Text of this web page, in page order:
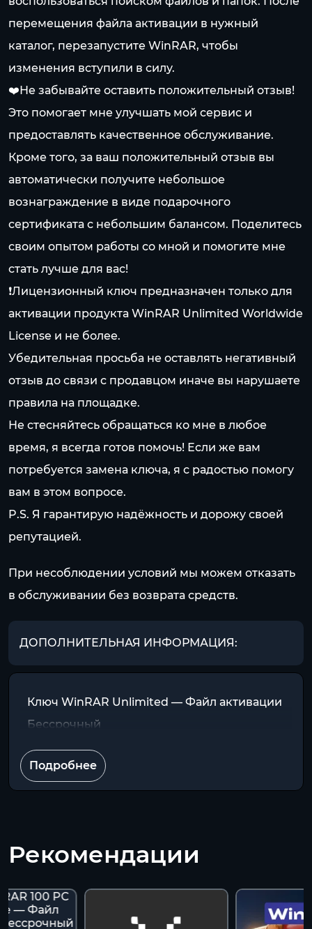
перемещения файла активации в нужный
каталог, перезапустите WinRAR, чтобы
изменения вступили в силу.
❤️Не забывайте оставить положительный отзыв!
Это помогает мне улучшать мой сервис и
предоставлять качественное обслуживание.
Кроме того, за ваш положительный отзыв вы
автоматически получите небольшое
вознаграждение в виде подарочного
сертификата с небольшим балансом. Поделитесь
своим опытом работы со мной и помогите мне
стать лучше для вас!
❗Лицензионный ключ предназначен только для
активации продукта WinRAR Unlimited Worldwide
License и не более.
Убедительная просьба не оставлять негативный
отзыв до связи с продавцом иначе вы нарушаете
правила на площадке.
Не стесняйтесь обращаться ко мне в любое
время, я всегда готов помочь! Если же вам
потребуется замена ключа, я с радостью помогу
вам в этом вопросе.
P.S. Я гарантирую надёжность и дорожу своей
репутацией.
При несоблюдении условий мы можем отказать
в обслуживании без возврата средств.
ДОПОЛНИТЕЛЬНАЯ ИНФОРМАЦИЯ:
Ключ WinRAR Unlimited — Файл активации
Бессрочный
Подробнее
Рекомендации